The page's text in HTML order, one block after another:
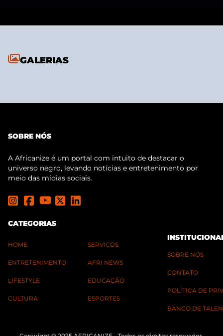
GALERIAS
SOBRE NÓS
A Africanize é um portal com intuito de destacar o
universo negro, levando notícias e entretenimento por
meio das mídias sociais.
CATEGORIAS
HOME
ENTRETENIMENTO
LIFESTYLE
CULTURA
SERVIÇOS
AFRI NEWS
EDUCAÇÃO
ESPORTES
SOBRE NÓS
CONTATO
POLÍTICA DE
BANCO DE